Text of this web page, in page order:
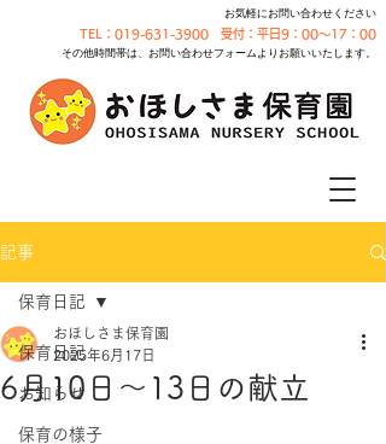
お気軽にお問い合わせください
TEL：019-631-3900 受付：平日9：00～17：00
その他時間帯は、お問い合わせフォームよりお願いいたします。
記事
保育日記
お知らせ
保育の様子
保育日記
6月10日～13日の献立
おほしさま保育園
2025年6月17日